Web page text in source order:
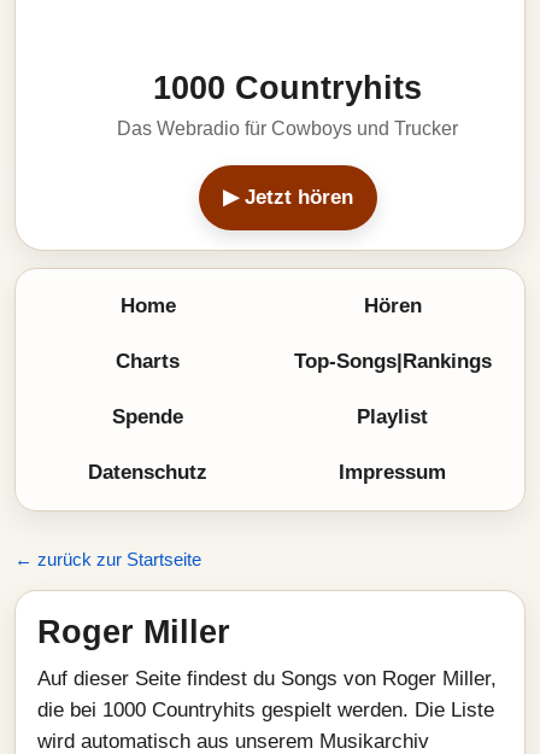
1000 Countryhits
Das Webradio für Cowboys und Trucker
▶ Jetzt hören
Home Hören
Charts Top-Songs|Rankings
Spende Playlist
Datenschutz Impressum
← zurück zur Startseite
Roger Miller
Auf dieser Seite findest du Songs von Roger Miller,
die bei 1000 Countryhits gespielt werden. Die Liste
wird automatisch aus unserem Musikarchiv